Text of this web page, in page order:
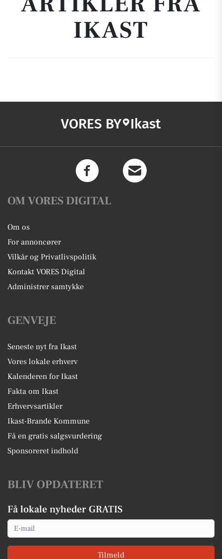
IKAST
VORES BY Ikast
OM VORES DIGITAL
Om os
For annoncører
Vilkår og Privatlivspolitik
Kontakt VORES Digital
Administrer samtykke
GENVEJE
Seneste nyt fra Ikast
Vores lokale erhverv
Kalenderen for Ikast
Fakta om Ikast
Erhvervsartikler
Ikast-Brande Kommune
Få en gratis salgsvurdering
Sponsoreret indhold
BLIV OPDATERET
Få lokale nyheder GRATIS
Email
Tilmeld